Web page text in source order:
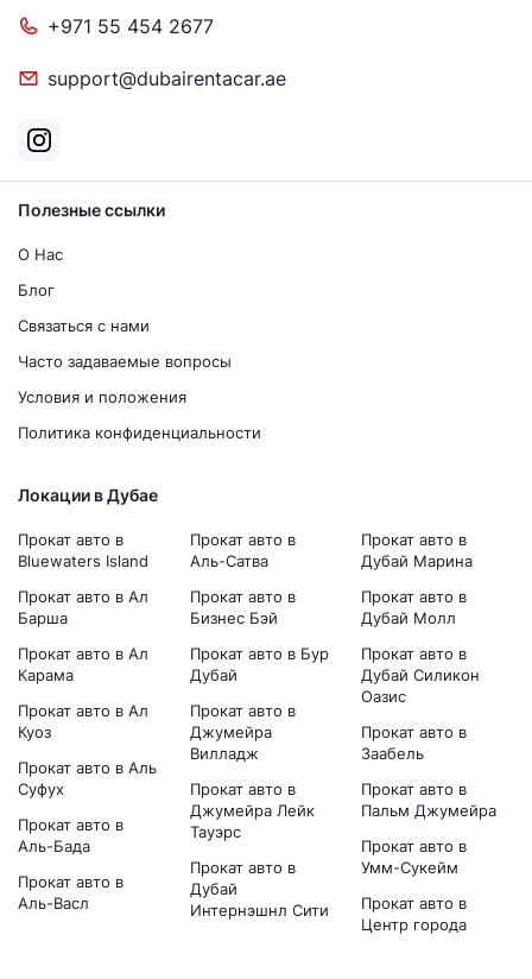
+971 55 454 2677
support@dubairentacar.ae
Полезные ссылки
О Нас
Блог
Связаться с нами
Часто задаваемые вопросы
Условия и положения
Политика конфиденциальности
Локации в Дубае
Прокат авто в
Bluewaters Island
Прокат авто в Ал
Барша
Прокат авто в Ал
Карама
Прокат авто в Ал
Куоз
Прокат авто в Аль
Суфух
Прокат авто в
Аль-Бада
Прокат авто в
Аль-Васл
Прокат авто в
Аль-Сатва
Прокат авто в
Бизнес Бэй
Прокат авто в Бур
Дубай
Прокат авто в
Джумейра
Вилладж
Прокат авто в
Джумейра Лейк
Тауэрс
Прокат авто в
Дубай
Интернэшнл Сити
Прокат авто в
Дубай Марина
Прокат авто в
Дубай Молл
Прокат авто в
Дубай Силикон
Оазис
Прокат авто в
Заабель
Прокат авто в
Пальм Джумейра
Прокат авто в
Умм-Сукейм
Прокат авто в
Центр города